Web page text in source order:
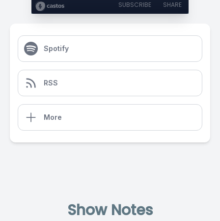
SUBSCRIBE SHARE
Spotify
RSS
More
Show Notes